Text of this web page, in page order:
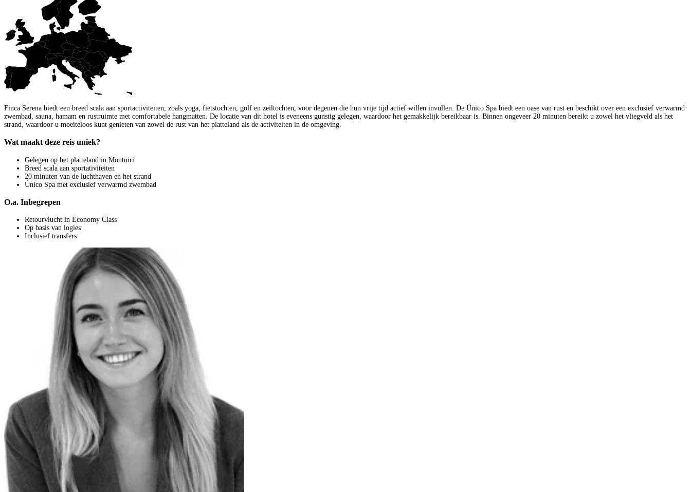
Finca Serena biedt een breed scala aan sportactiviteiten, zoals yoga, fietstochten, golf en zeiltochten, voor degenen die hun vrije tijd actief willen invullen. De Único Spa biedt een oase van rust en beschikt over een exclusief verwarmd
zwembad, sauna, hamam en rustruimte met comfortabele hangmatten. De locatie van dit hotel is eveneens gunstig gelegen, waardoor het gemakkelijk bereikbaar is. Binnen ongeveer 20 minuten bereikt u zowel het vliegveld als het
strand, waardoor u moeiteloos kunt genieten van zowel de rust van het platteland als de activiteiten in de omgeving.
Wat maakt deze reis uniek?
Gelegen op het platteland in Montuiri
Breed scala aan sportativiteiten
20 minuten van de luchthaven en het strand
Único Spa met exclusief verwarmd zwembad
O.a. Inbegrepen
Retourvlucht in Economy Class
Op basis van logies
Inclusief transfers